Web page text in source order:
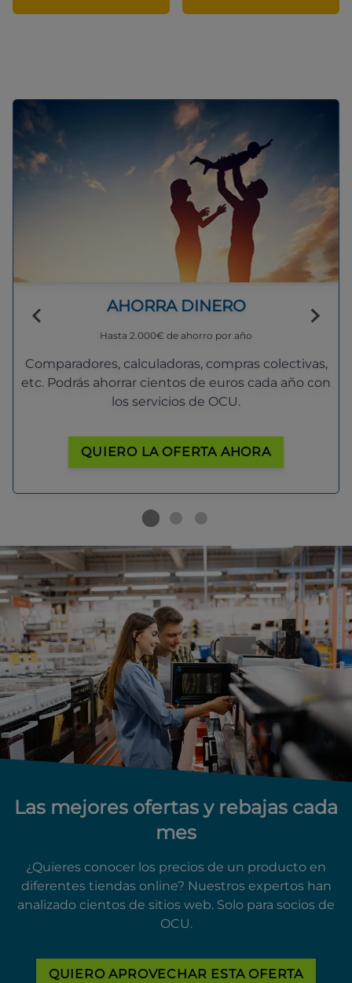
AHORRA DINERO
Hasta 2.000€ de ahorro por año
Comparadores, calculadoras, compras colectivas,
etc. Podrás ahorrar cientos de euros cada año con
los servicios de OCU.
QUIERO LA OFERTA AHORA
Las mejores ofertas y rebajas cada
mes
¿Quieres conocer los precios de un producto en
diferentes tiendas online? Nuestros expertos han
analizado cientos de sitios web. Solo para socios de
OCU.
QUIERO APROVECHAR ESTA OFERTA